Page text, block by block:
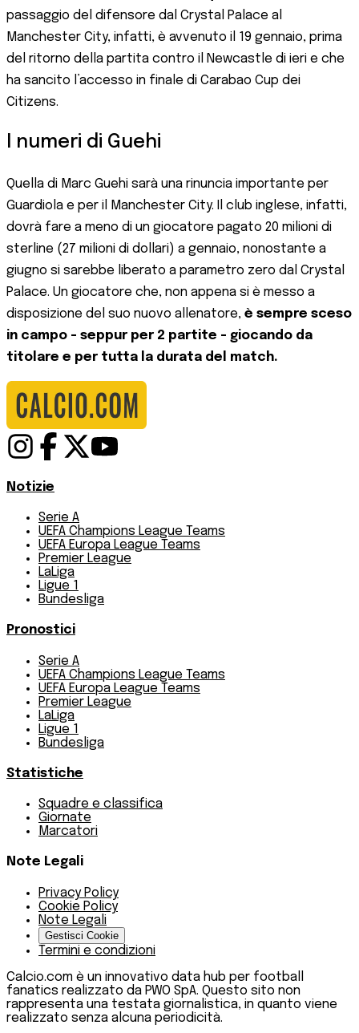
passaggio del difensore dal Crystal Palace al
Manchester City, infatti, è avvenuto il 19 gennaio, prima
del ritorno della partita contro il Newcastle di ieri e che
ha sancito l’accesso in finale di Carabao Cup dei
Citizens.
I numeri di Guehi
Quella di Marc Guehi sarà una rinuncia importante per
Guardiola e per il Manchester City. Il club inglese, infatti,
dovrà fare a meno di un giocatore pagato 20 milioni di
sterline (27 milioni di dollari) a gennaio, nonostante a
giugno si sarebbe liberato a parametro zero dal Crystal
Palace. Un giocatore che, non appena si è messo a
disposizione del suo nuovo allenatore, è sempre sceso
in campo - seppur per 2 partite - giocando da
titolare e per tutta la durata del match.
Notizie
Serie A
UEFA Champions League Teams
UEFA Europa League Teams
Premier League
LaLiga
Ligue 1
Bundesliga
Pronostici
Serie A
UEFA Champions League Teams
UEFA Europa League Teams
Premier League
LaLiga
Ligue 1
Bundesliga
Statistiche
Squadre e classifica
Giornate
Marcatori
Note Legali
Privacy Policy
Cookie Policy
Note Legali
Gestisci Cookie
Termini e condizioni
Calcio.com è un innovativo data hub per football
fanatics realizzato da PWO SpA. Questo sito non
rappresenta una testata giornalistica, in quanto viene
realizzato senza alcuna periodicità.